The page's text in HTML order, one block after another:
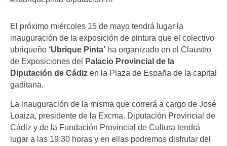
El próximo miércoles 15 de mayo tendrá lugar la
inauguración de la exposición de pintura que el colectivo
ubriqueño ‘Ubrique Pinta’ ha organizado en el Claustro
de Exposiciones del
Palacio Provincial de la
Diputación de Cádiz en la Plaza de España de la capital
gaditana.
La inauguración de la misma que correrá a cargo de José
Loaiza, presidente de la Excma. Diputación Provincial de
Cádiz y de la Fundación Provincial de Cultura tendrá
lugar a las 19:30 horas y en ellas podremos disfrutar del